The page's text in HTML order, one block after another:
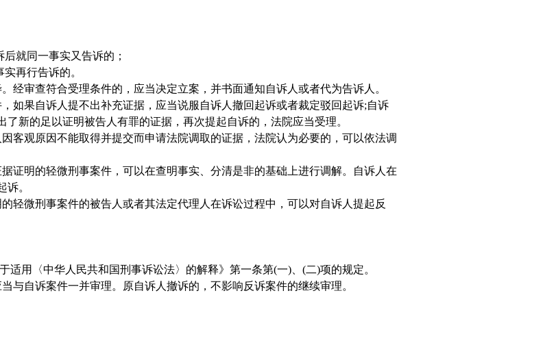
就同一事实又告诉的；
再行告诉的。
经审查符合受理条件的，应当决定立案，并书面通知自诉人或者代为告诉人。
如果自诉人提不出补充证据，应当说服自诉人撤回起诉或者裁定驳回起诉;自诉
新的足以证明被告人有罪的证据，再次提起自诉的，法院应当受理。
客观原因不能取得并提交而申请法院调取的证据，法院认为必要的，可以依法调
证明的轻微刑事案件，可以在查明事实、分清是非的基础上进行调解。自诉人在
诉。
轻微刑事案件的被告人或者其法定代理人在诉讼过程中，可以对自诉人提起反
适用〈中华人民共和国刑事诉讼法〉的解释》第一条第(一) (二)项的规定。
与自诉案件一并审理。原自诉人撤诉的，不影响反诉案件的继续审理。